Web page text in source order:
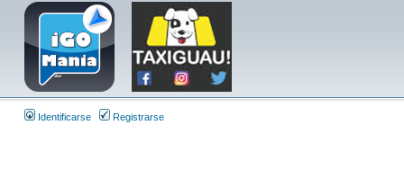
Identificarse Registrarse